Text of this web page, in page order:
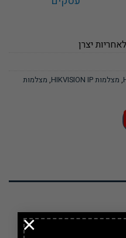
×
, מצלמות HIKVISION IP , מצלמות